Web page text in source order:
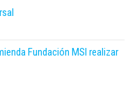
Fundación MSI realizar